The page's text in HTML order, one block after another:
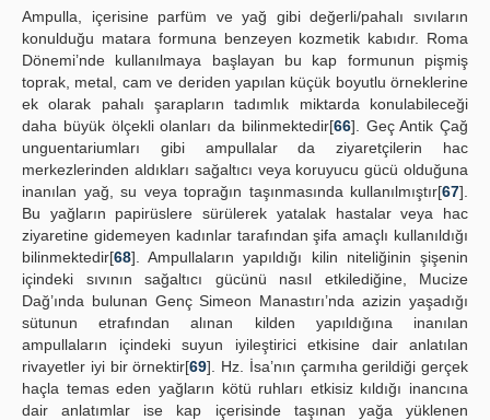
Ampulla, içerisine parfüm ve yağ gibi değerli/pahalı sıvıların
konulduğu matara formuna benzeyen kozmetik kabıdır. Roma
Dönemi’nde kullanılmaya başlayan bu kap formunun pişmiş
toprak, metal, cam ve deriden yapılan küçük boyutlu örneklerine
ek olarak pahalı şarapların tadımlık miktarda konulabileceği
daha büyük ölçekli olanları da bilinmektedir[66]. Geç Antik Çağ
unguentariumları gibi ampullalar da ziyaretçilerin hac
merkezlerinden aldıkları sağaltıcı veya koruyucu gücü olduğuna
inanılan yağ, su veya toprağın taşınmasında kullanılmıştır[67].
Bu yağların papirüslere sürülerek yatalak hastalar veya hac
ziyaretine gidemeyen kadınlar tarafından şifa amaçlı kullanıldığı
bilinmektedir[68]. Ampullaların yapıldığı kilin niteliğinin şişenin
içindeki sıvının sağaltıcı gücünü nasıl etkilediğine, Mucize
Dağ’ında bulunan Genç Simeon Manastırı’nda azizin yaşadığı
sütunun etrafından alınan kilden yapıldığına inanılan
ampullaların içindeki suyun iyileştirici etkisine dair anlatılan
rivayetler iyi bir örnektir[69]. Hz. İsa’nın çarmıha gerildiği gerçek
haçla temas eden yağların kötü ruhları etkisiz kıldığı inancına
dair anlatımlar ise kap içerisinde taşınan yağa yüklenen